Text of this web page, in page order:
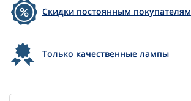
Скидки постоянным покупателям
Только качественные лампы